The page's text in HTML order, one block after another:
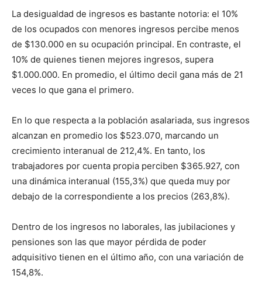
La desigualdad de ingresos es bastante notoria: el 10%
de los ocupados con menores ingresos percibe menos
de $130.000 en su ocupación principal. En contraste, el
10% de quienes tienen mejores ingresos, supera
$1.000.000. En promedio, el último decil gana más de 21
veces lo que gana el primero.
En lo que respecta a la población asalariada, sus ingresos
alcanzan en promedio los $523.070, marcando un
crecimiento interanual de 212,4%. En tanto, los
trabajadores por cuenta propia perciben $365.927, con
una dinámica interanual (155,3%) que queda muy por
debajo de la correspondiente a los precios (263,8%).
Dentro de los ingresos no laborales, las jubilaciones y
pensiones son las que mayor pérdida de poder
adquisitivo tienen en el último año, con una variación de
154,8%.